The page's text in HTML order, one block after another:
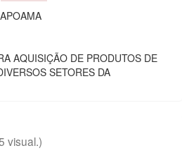
AQUISIÇÃO DE PRODUTOS DE
SETORES DA
visual.)